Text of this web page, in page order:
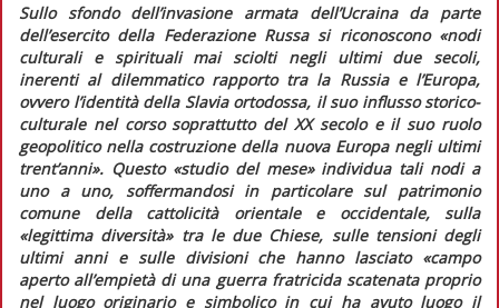
Sullo sfondo dell’invasione armata dell’Ucraina da parte
dell’esercito della Federazione Russa si riconoscono «nodi
culturali e spirituali mai sciolti negli ultimi due secoli,
inerenti al dilemmatico rapporto tra la Russia e l’Europa,
ovvero l’identità della Slavia ortodossa, il suo influsso storico-
culturale nel corso soprattutto del XX secolo e il suo ruolo
geopolitico nella costruzione della nuova Europa negli ultimi
trent’anni». Questo «studio del mese» individua tali nodi a
uno a uno, soffermandosi in particolare sul patrimonio
comune della cattolicità orientale e occidentale, sulla
«legittima diversità» tra le due Chiese, sulle tensioni degli
ultimi anni e sulle divisioni che hanno lasciato «campo
aperto all’empietà di una guerra fratricida scatenata proprio
nel luogo originario e simbolico in cui ha avuto luogo il